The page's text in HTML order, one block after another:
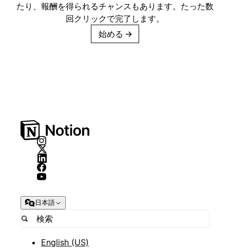
たり、報酬を得られるチャンスもあります。たった数
回クリックで完了します。
始める →
日本語
English (US)